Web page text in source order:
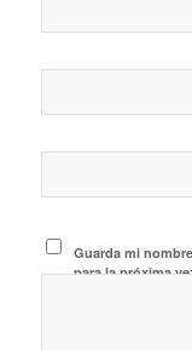
Guarda mi
para la próxima